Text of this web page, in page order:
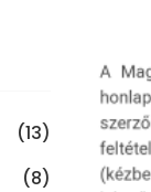
(13)
(8)